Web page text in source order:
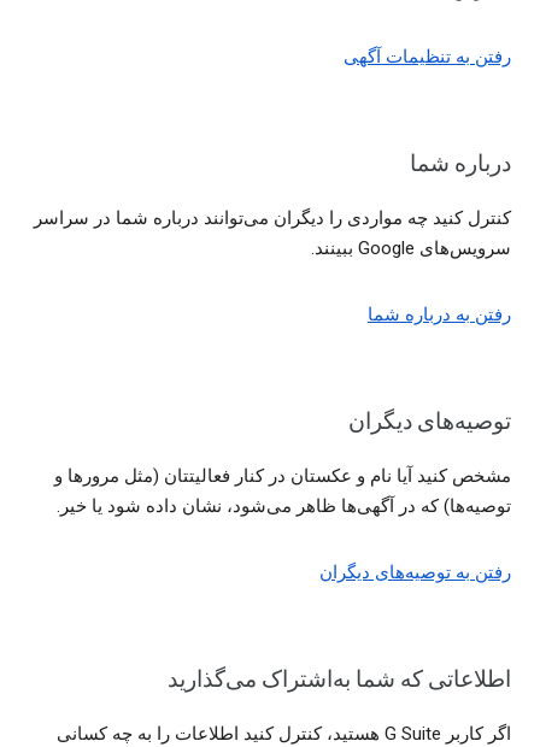
رفتن به تنظیمات آگهی
درباره شما
کنترل کنید چه مواردی را دیگران می‌توانند درباره شما در سراسر
سرویس‌های Google ببینند.
رفتن به درباره شما
توصیه‌های دیگران
مشخص کنید آیا نام و عکستان در کنار فعالیتتان (مثل مرورها و
توصیه‌ها) که در آگهی‌ها ظاهر می‌شود، نشان داده شود یا خیر.
رفتن به توصیه‌های دیگران
اطلاعاتی که شما به‌اشتراک می‌گذارید
اگر کاربر G Suite هستید، کنترل کنید اطلاعات را به چه کسانی